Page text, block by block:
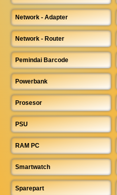
Network - Adapter
Network - Router
Pemindai Barcode
Powerbank
Prosesor
PSU
RAM PC
Smartwatch
Sparepart